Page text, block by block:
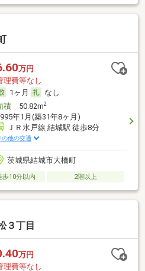
万円
理費等なし
1ヶ月
なし
積50.82m2
年1月(築31年8ヶ月)
ＪＲ水戸線 結城駅 徒歩8分
の他の交通
茨城県結城市大橋町
歩10分以内 2階以上
３丁目
万円
理費等なし